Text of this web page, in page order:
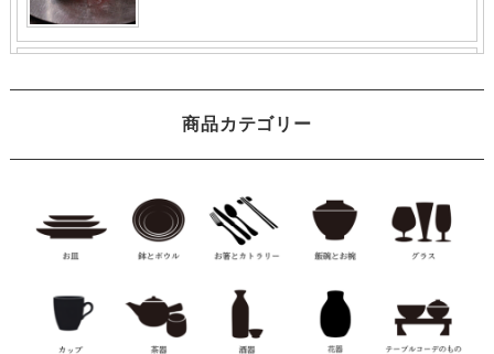
商品カテゴリー